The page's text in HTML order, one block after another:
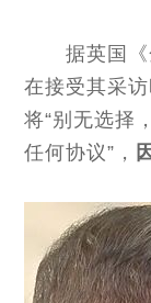
据英国
在接受其采
将“别无选择
任何协议”，